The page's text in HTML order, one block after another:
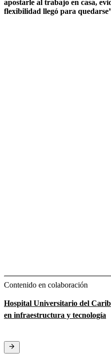
apostarle al trabajo en casa,
flexibilidad llegó para
Contenido en colaboración
Hospital Universitario del
en infraestructura y tecnología